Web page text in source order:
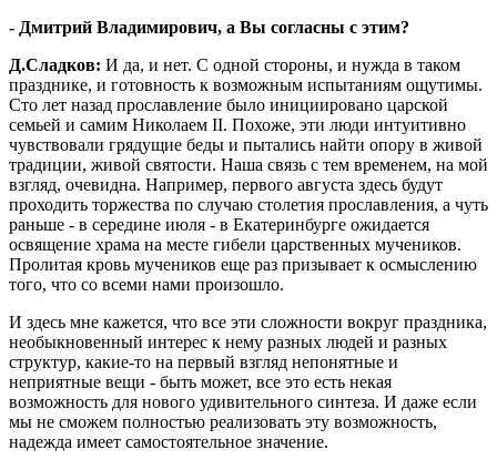
- Дмитрий Владимирович, а Вы согласны с этим?
Д.Сладков: И да, и нет. С одной стороны, и нужда в таком
празднике, и готовность к возможным испытаниям ощутимы.
Сто лет назад прославление было инициировано царской
семьей и самим Николаем II. Похоже, эти люди интуитивно
чувствовали грядущие беды и пытались найти опору в живой
традиции, живой святости. Наша связь с тем временем, на мой
взгляд, очевидна. Например, первого августа здесь будут
проходить торжества по случаю столетия прославления, а чуть
раньше - в середине июля - в Екатеринбурге ожидается
освящение храма на месте гибели царственных мучеников.
Пролитая кровь мучеников еще раз призывает к осмыслению
того, что со всеми нами произошло.
И здесь мне кажется, что все эти сложности вокруг праздника,
необыкновенный интерес к нему разных людей и разных
структур, какие-то на первый взгляд непонятные и
неприятные вещи - быть может, все это есть некая
возможность для нового удивительного синтеза. И даже если
мы не сможем полностью реализовать эту возможность,
надежда имеет самостоятельное значение.